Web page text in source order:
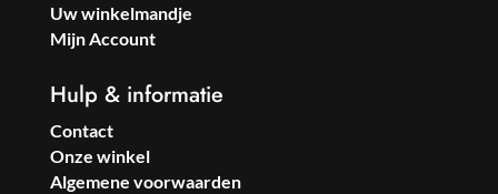
Uw winkelmandje
Mijn Account
Hulp & informatie
Contact
Onze winkel
Algemene voorwaarden